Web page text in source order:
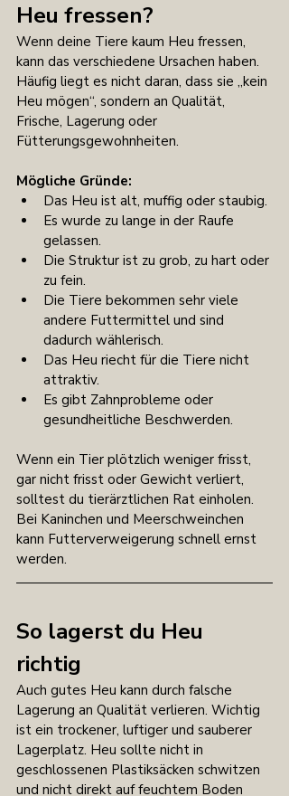
Heu fressen?
Wenn deine Tiere kaum Heu fressen,
kann das verschiedene Ursachen haben.
Häufig liegt es nicht daran, dass sie „kein
Heu mögen“, sondern an Qualität,
Frische, Lagerung oder
Fütterungsgewohnheiten.
Mögliche Gründe:
Das Heu ist alt, muffig oder staubig.
Es wurde zu lange in der Raufe
gelassen.
Die Struktur ist zu grob, zu hart oder
zu fein.
Die Tiere bekommen sehr viele
andere Futtermittel und sind
dadurch wählerisch.
Das Heu riecht für die Tiere nicht
attraktiv.
Es gibt Zahnprobleme oder
gesundheitliche Beschwerden.
Wenn ein Tier plötzlich weniger frisst,
gar nicht frisst oder Gewicht verliert,
solltest du tierärztlichen Rat einholen.
Bei Kaninchen und Meerschweinchen
kann Futterverweigerung schnell ernst
werden.
So lagerst du Heu
richtig
Auch gutes Heu kann durch falsche
Lagerung an Qualität verlieren. Wichtig
ist ein trockener, luftiger und sauberer
Lagerplatz. Heu sollte nicht in
geschlossenen Plastiksäcken schwitzen
und nicht direkt auf feuchtem Boden